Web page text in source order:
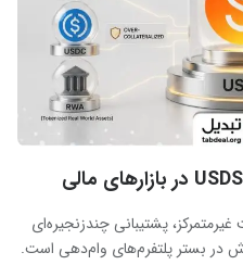
پشتیبانی چندزنجیره‌ای
در بستر پلتفرم‌های وام‌دهی است.